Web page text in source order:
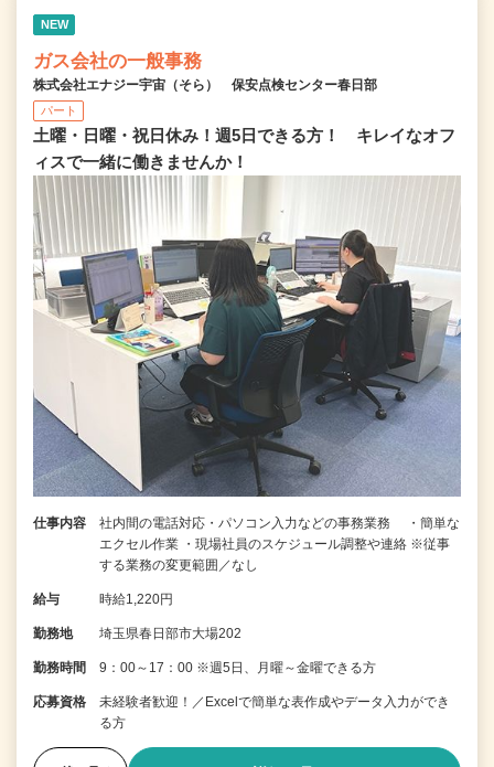
NEW
ガス会社の一般事務
株式会社エナジー宇宙（そら） 保安点検センター春日部
パート
土曜・日曜・祝日休み！週5日できる方！ キレイなオフ
ィスで一緒に働きませんか！
仕事内容
社内間の電話対応・パソコン入力などの事務業務 ・簡単な
エクセル作業 ・現場社員のスケジュール調整や連絡 ※従事
する業務の変更範囲／なし
給与 時給1,220円
勤務地 埼玉県春日部市大場202
勤務時間 9：00～17：00 ※週5日、月曜～金曜できる方
応募資格
未経験者歓迎！／Excelで簡単な表作成やデータ入力ができ
る方